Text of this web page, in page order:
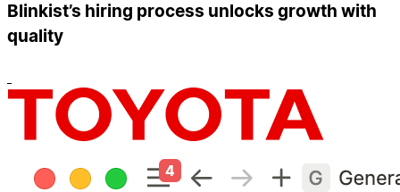
Blinkist’s hiring process unlocks growth with
quality